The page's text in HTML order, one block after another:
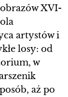
XVI-
artystów i
losy: od
w
aż po